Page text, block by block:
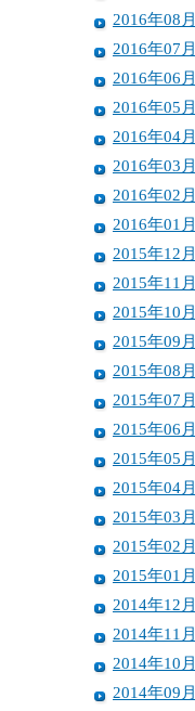
2016年08月
2016年07月
2016年06月
2016年05月
2016年04月
2016年03月
2016年02月
2016年01月
2015年12月
2015年11月
2015年10月
2015年09月
2015年08月
2015年07月
2015年06月
2015年05月
2015年04月
2015年03月
2015年02月
2015年01月
2014年12月
2014年11月
2014年10月
2014年09月